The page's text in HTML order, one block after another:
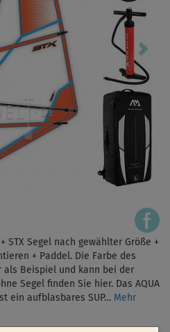
STX Segel nach gewählter Größe +
+ Paddel. Die Farbe des
als Beispiel und kann bei der
Segel finden Sie hier. Das AQUA
ein aufblasbares SUP… Mehr